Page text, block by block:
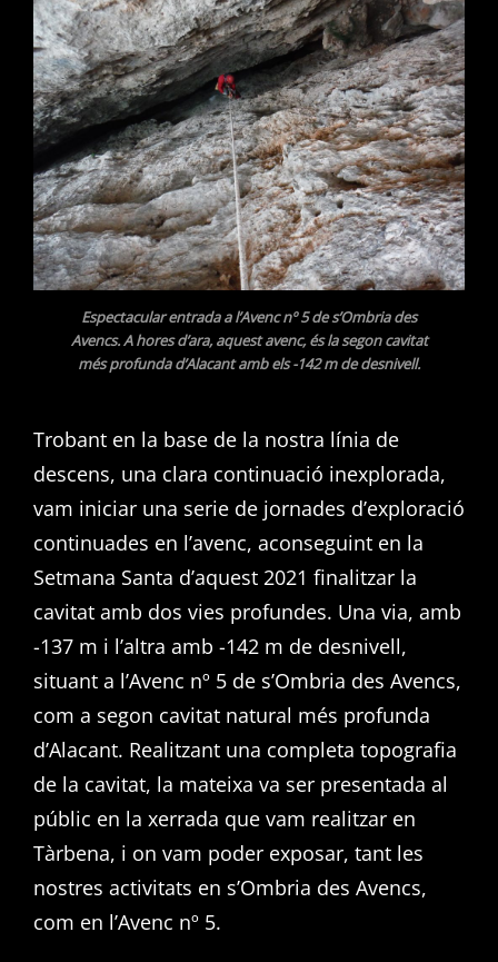
Espectacular entrada a l’Avenc nº 5 de s’Ombria des
Avencs. A hores d’ara, aquest avenc, és la segon cavitat
més profunda d’Alacant amb els -142 m de desnivell.
Trobant en la base de la nostra línia de
descens, una clara continuació inexplorada,
vam iniciar una serie de jornades d’exploració
continuades en l’avenc, aconseguint en la
Setmana Santa d’aquest 2021 finalitzar la
cavitat amb dos vies profundes. Una via, amb
-137 m i l’altra amb -142 m de desnivell,
situant a l’Avenc nº 5 de s’Ombria des Avencs,
com a segon cavitat natural més profunda
d’Alacant. Realitzant una completa topografia
de la cavitat, la mateixa va ser presentada al
públic en la xerrada que vam realitzar en
Tàrbena, i on vam poder exposar, tant les
nostres activitats en s’Ombria des Avencs,
com en l’Avenc nº 5.